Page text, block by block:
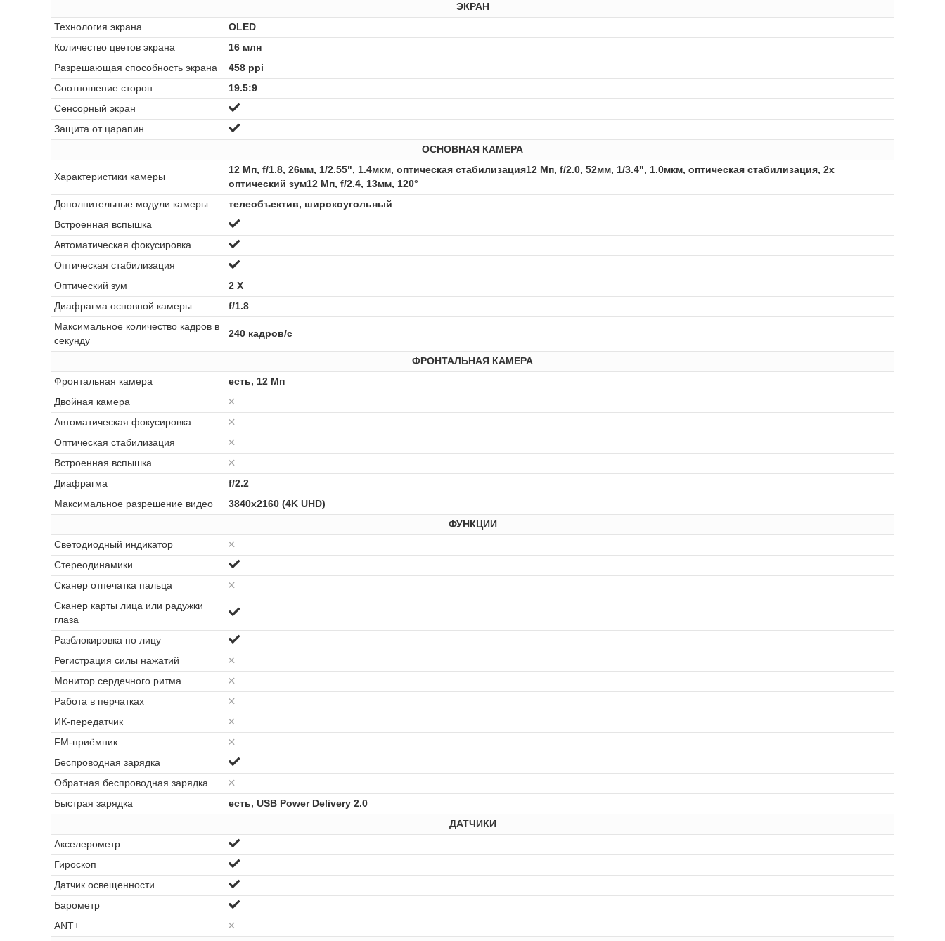
ЭКРАН
Технология экрана
OLED
Количество цветов экрана
16 млн
Разрешающая способность экрана
458 ppi
Соотношение сторон
19.5:9
Сенсорный экран
Защита от царапин
ОСНОВНАЯ КАМЕРА
Характеристики камеры
12 Мп, f/1.8, 26мм, 1/2.55", 1.4мкм, оптическая стабилизация12 Мп, f/2.0, 52мм, 1/3.4", 1.0мкм, оптическая стабилизация, 2x
оптический зум12 Мп, f/2.4, 13мм, 120°
Дополнительные модули камеры
телеобъектив, широкоугольный
Встроенная вспышка
Автоматическая фокусировка
Оптическая стабилизация
Оптический зум
2 Х
Диафрагма основной камеры
f/1.8
Максимальное количество кадров в
секунду
240 кадров/с
ФРОНТАЛЬНАЯ КАМЕРА
Фронтальная камера
есть, 12 Мп
Двойная камера
Автоматическая фокусировка
Оптическая стабилизация
Встроенная вспышка
Диафрагма
f/2.2
Максимальное разрешение видео
3840x2160 (4K UHD)
ФУНКЦИИ
Светодиодный индикатор
Стереодинамики
Сканер отпечатка пальца
Сканер карты лица или радужки
глаза
Разблокировка по лицу
Регистрация силы нажатий
Монитор сердечного ритма
Работа в перчатках
ИК-передатчик
FM-приёмник
Беспроводная зарядка
Обратная беспроводная зарядка
Быстрая зарядка
есть, USB Power Delivery 2.0
ДАТЧИКИ
Акселерометр
Гироскоп
Датчик освещенности
Барометр
ANT+